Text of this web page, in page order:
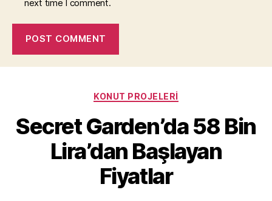
next time I comment.
Categories
KONUT PROJELERI
Secret Garden’da 58 Bin
Lira’dan Başlayan
Fiyatlar